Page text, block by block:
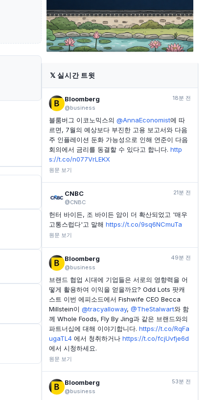
YAHOO FINANCE 1시간 전
Xanadu, 양자 컴퓨팅 확장 경쟁 속 투자자들의 다음 촉
매제 기다리며 칩 생산 가속화 – 분기별 업데이트 보고서
𝕏 실시간 트윗
Bloomberg
@business
18분 전
블룸버그 이코노믹스의 @AnnaEconomist에 따
르면, 7월의 예상보다 부진한 고용 보고서와 다음
주 인플레이션 둔화 가능성으로 인해 연준이 다음
회의에서 금리를 동결할 수 있다고 합니다. http
s://t.co/n077VrLEKX
원문 보기
CNBC
@CNBC
21분 전
헌터 바이든, 조 바이든 암이 더 확산되었고 '매우
고통스럽다'고 말해 https://t.co/9sq6NCmuTa
원문 보기
Bloomberg
@business
49분 전
브랜드 협업 시대에 기업들은 서로의 영향력을 어
떻게 활용하여 이익을 얻을까요? Odd Lots 팟캐
스트 이번 에피소드에서 Fishwife CEO Becca
Millstein이 @tracyalloway, @TheStalwart와 함
께 Whole Foods, Fly By Jing과 같은 브랜드와의
파트너십에 대해 이야기합니다. https://t.co/RqFa
ugaTL4 에서 청취하거나 https://t.co/fcjUvfje6d
에서 시청하세요.
원문 보기
Bloomberg
@business
53분 전